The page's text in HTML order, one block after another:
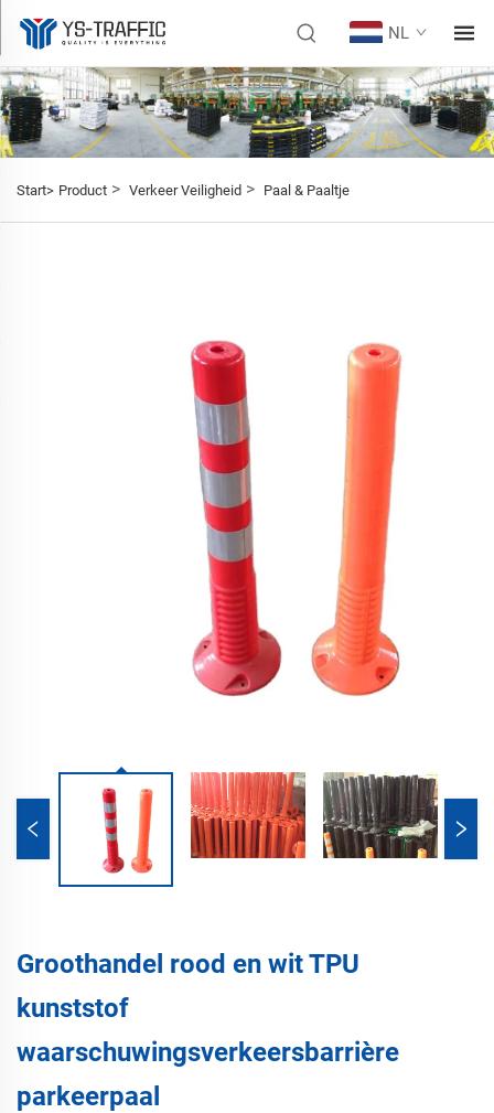
NL
Start> Product > Verkeer Veiligheid > Paal & Paaltje
Groothandel rood en wit TPU
kunststof
waarschuwingsverkeersbarrière
parkeerpaal